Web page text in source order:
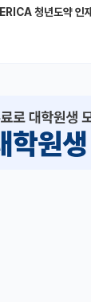
청년도약 인